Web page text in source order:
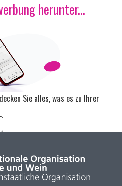
herunter...
Sie alles, was es zu Ihrer